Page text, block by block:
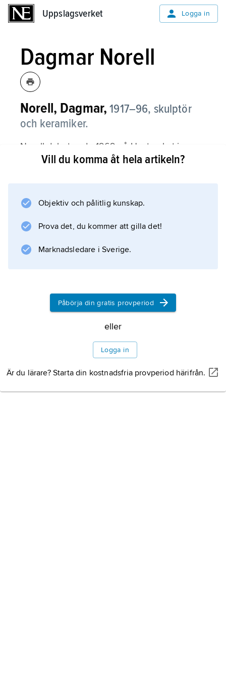
Uppslagsverket Logga in
Dagmar Norell
Norell, Dagmar, 1917–96, skulptör
och keramiker.
Norell debuterade 1969 på Hantverket i
Stockholm. Hennes specialitet var skulpterade
figurkärl skapade hon poetiska former, ofta
Vill du komma åt hela artikeln?
Objektiv och pålitlig kunskap.
Prova det, du kommer att gilla det!
Marknadsledare i Sverige.
Påbörja din gratis provperiod
eller
Logga in
Är du lärare? Starta din kostnadsfria provperiod härifrån.